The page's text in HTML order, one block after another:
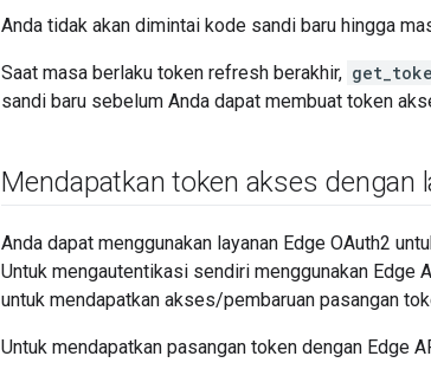
Anda tidak akan dimintai kode sandi baru hingga
Saat masa berlaku token refresh berakhir,
sandi baru sebelum Anda dapat membuat token
Mendapatkan token akses dengan
Anda dapat menggunakan layanan Edge OAuth2
Untuk mengautentikasi sendiri menggunakan Edge
untuk mendapatkan akses/pembaruan pasangan
Untuk mendapatkan pasangan token dengan Edge